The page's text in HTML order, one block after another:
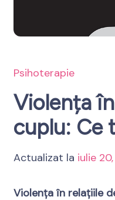
Psihoterapie
Violența
cuplu: Ce
Actualizat la iulie
Violența în relațiile